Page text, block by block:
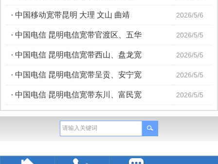
· 中国移动宽带昆明 大理 文山 曲靖 2026/5/6
· 中国电信 昆明电信宽带官渡区、五华 2026/5/5
· 中国电信 昆明电信宽带西山、盘龙宽 2026/5/5
· 中国电信 昆明电信宽带呈贡、安宁宽 2026/5/5
· 中国电信 昆明电信宽带东川、富民宽 2026/5/5